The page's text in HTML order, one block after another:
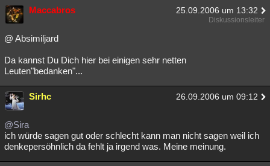
Maccabros 25.09.2006 um 13:32
Diskussionsleiter
@ Absimiljard
Da kannst Du Dich hier bei einigen sehr netten
Leuten"bedanken"...
Sirhc 26.09.2006 um 09:12
@Sira
ich würde sagen gut oder schlecht kann man nicht sagen weil ich
denkepersöhnlich da fehlt ja irgend was. Meine meinung.